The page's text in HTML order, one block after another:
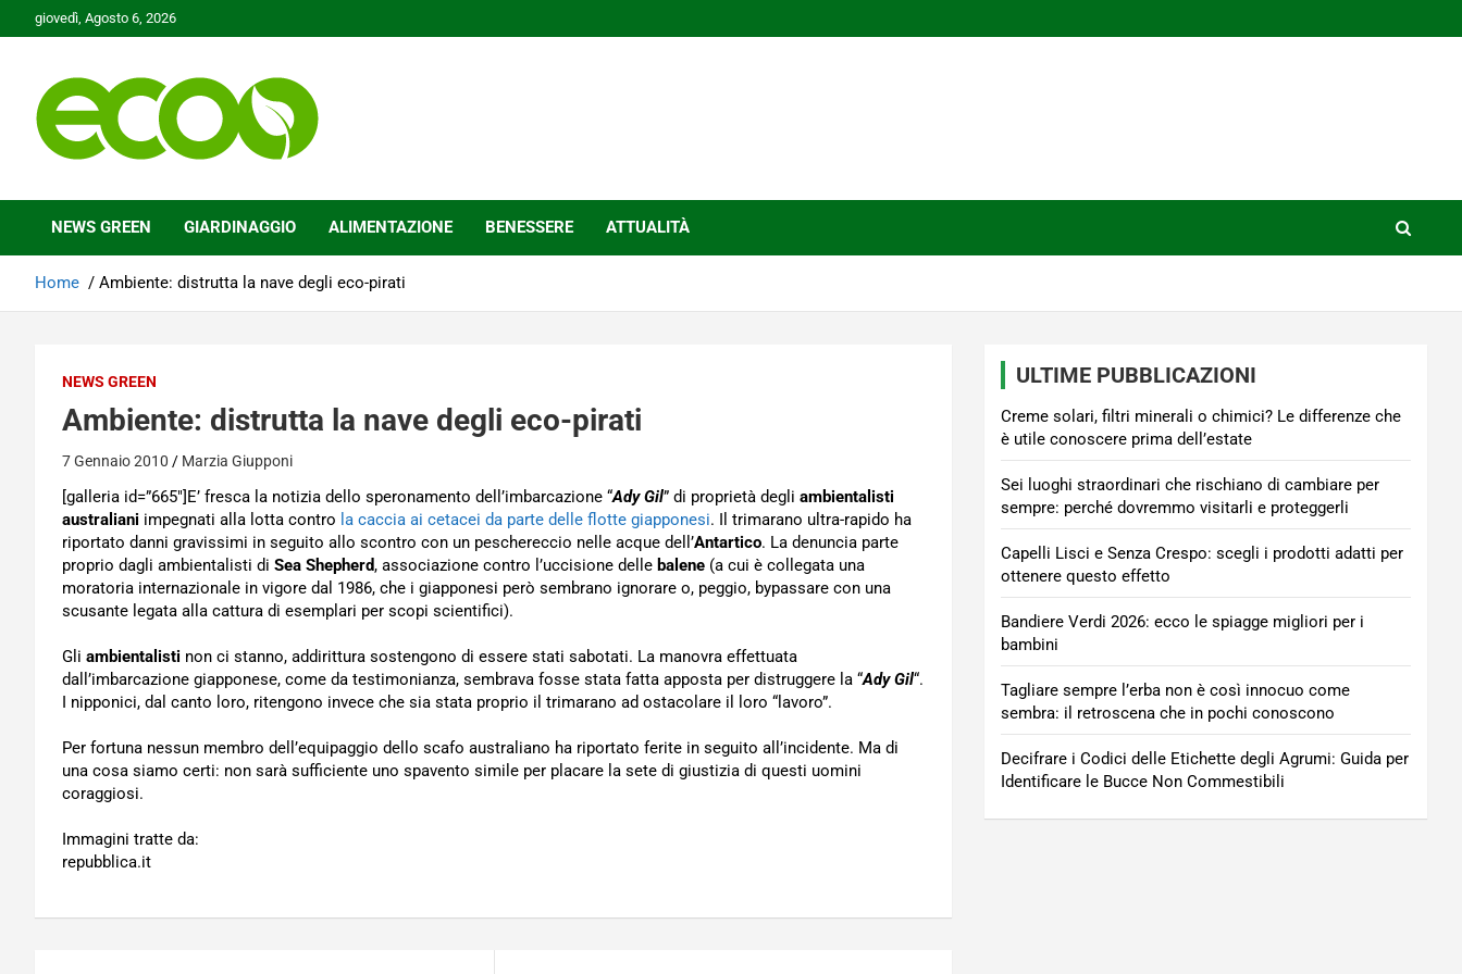
to
giovedì, Agosto 6, 2026
Ecoo.it
NEWS GREEN GIARDINAGGIO ALIMENTAZIONE BENESSERE ATTUALITÀ
Home Ambiente: distrutta la nave degli eco-pirati
NEWS GREEN
Ambiente: distrutta la nave degli eco-pirati
7 Gennaio 2010 Marzia Giupponi
[galleria id=”665″]E’ fresca la notizia dello speronamento dell’imbarcazione “Ady Gil” di proprietà degli ambientalisti
australiani impegnati alla lotta contro la caccia ai cetacei da parte delle flotte giapponesi. Il trimarano ultra-rapido ha
riportato danni gravissimi in seguito allo scontro con un peschereccio nelle acque dell’Antartico. La denuncia parte
proprio dagli ambientalisti di Sea Shepherd, associazione contro l’uccisione delle balene (a cui è collegata una
moratoria internazionale in vigore dal 1986, che i giapponesi però sembrano ignorare o, peggio, bypassare con una
scusante legata alla cattura di esemplari per scopi scientifici).
Gli ambientalisti non ci stanno, addirittura sostengono di essere stati sabotati. La manovra effettuata
dall’imbarcazione giapponese, come da testimonianza, sembrava fosse stata fatta apposta per distruggere la “Ady Gil“.
I nipponici, dal canto loro, ritengono invece che sia stata proprio il trimarano ad ostacolare il loro “lavoro”.
Per fortuna nessun membro dell’equipaggio dello scafo australiano ha riportato ferite in seguito all’incidente. Ma di
una cosa siamo certi: non sarà sufficiente uno spavento simile per placare la sete di giustizia di questi uomini
coraggiosi.
Immagini tratte da:
repubblica.it
ULTIME PUBBLICAZIONI
Creme solari, filtri minerali o chimici? Le differenze che
è utile conoscere prima dell’estate
Sei luoghi straordinari che rischiano di cambiare per
sempre: perché dovremmo visitarli e proteggerli
Capelli Lisci e Senza Crespo: scegli i prodotti adatti per
ottenere questo effetto
Bandiere Verdi 2026: ecco le spiagge migliori per i
bambini
Tagliare sempre l’erba non è così innocuo come
sembra: il retroscena che in pochi conoscono
Decifrare i Codici delle Etichette degli Agrumi: Guida per
Identificare le Bucce Non Commestibili